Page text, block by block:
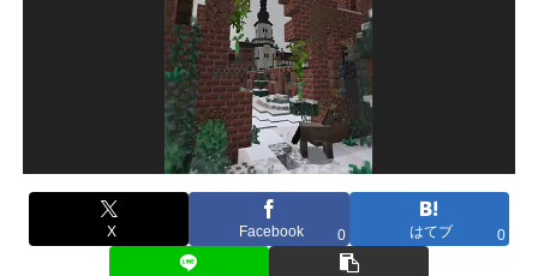
X Facebook 0 はてブ 0